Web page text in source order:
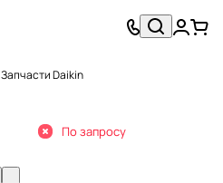
Запчасти Daikin
По запросу